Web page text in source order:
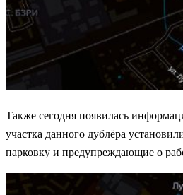
Также сегодня появилась
участка данного дублёра
парковку и предупреждающие о